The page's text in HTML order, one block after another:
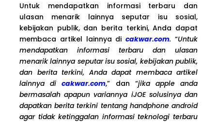
Untuk mendapatkan informasi terbaru dan
ulasan menarik lainnya seputar isu sosial,
kebijakan publik, dan berita terkini, Anda dapat
membaca artikel lainnya dicakwar.com.“Untuk
mendapatkan informasi terbaru dan ulasan
menarik lainnya seputar isu sosial, kebijakan publik,
dan berita terkini, Anda dapat membaca artikel
lainnya dicakwar.com,” dan “jika apple anda
bermasalah apapun variannya iJOE solusinya dan
dapatkan berita terkini tentang handphone android
agar tidak ketinggalan informasi teknologi terbaru